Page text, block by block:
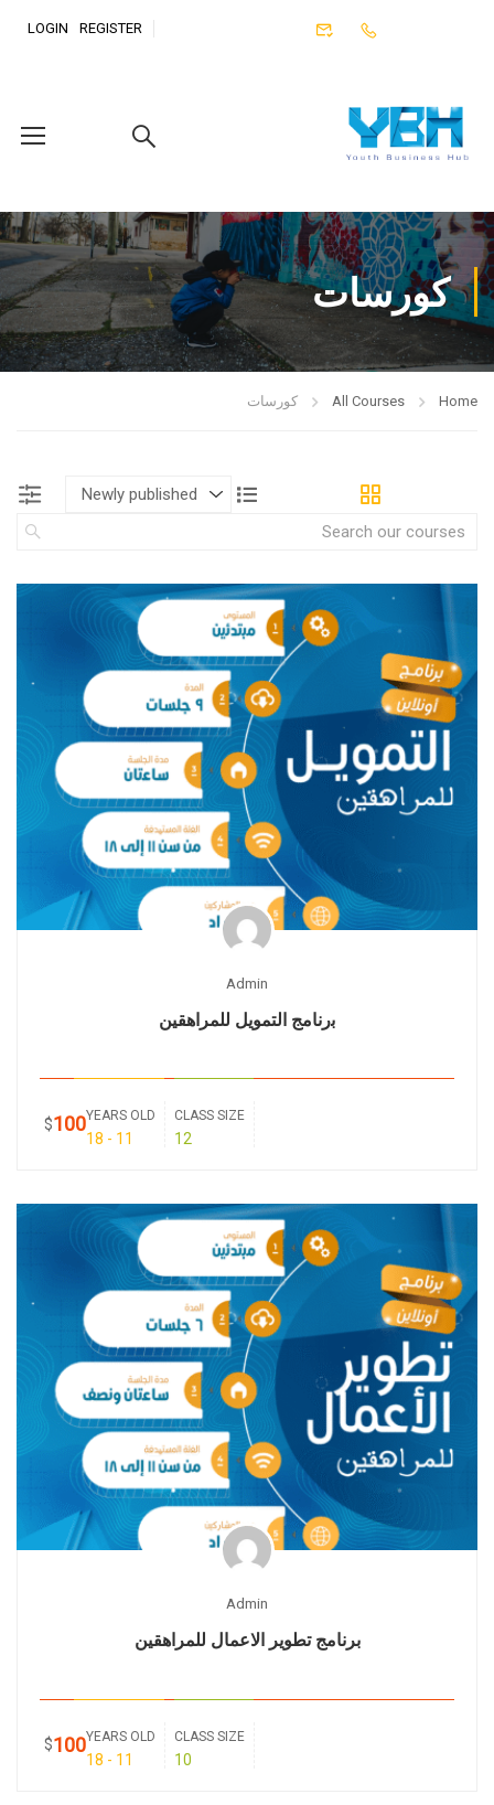
REGISTER
LOGIN
كورسات
Home
All Courses كورسات
Admin
ﺑرﻧﺎﻣﺞ التمويل للمراهقين
CLASS SIZE
12
YEARS OLD
11 - 18
100
$
Admin
برنامج تطوير الاعمال للمراهقين
CLASS SIZE
10
YEARS OLD
11 - 18
100
$